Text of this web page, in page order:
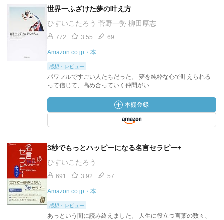
世界一ふざけた夢の叶え方
ひすいこたろう 菅野一勢 柳田厚志
772 3.55 69
Amazon.co.jp・本
感想・レビュー
パワフルですごい人たちだった。 夢を純粋な心で叶えられる
って信じて、高め合っていく仲間がい...
3秒でもっとハッピーになる名言セラピー+
ひすいこたろう
691 3.92 57
Amazon.co.jp・本
感想・レビュー
あっという間に読み終えました。 人生に役立つ言葉の数々、